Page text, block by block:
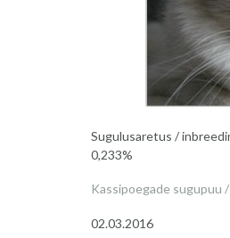
Sugulusaretus /
0,233%
Kassipoegade sugupuu
02.03.2016